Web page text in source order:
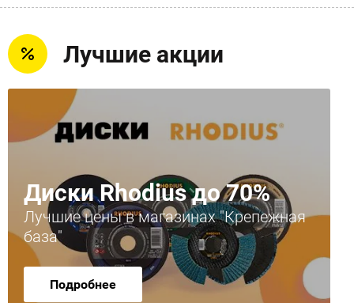
Лучшие акции
Диски Rhodius до 70%
Лучшие цены в магазинах "Крепежная
база"
Подробнее